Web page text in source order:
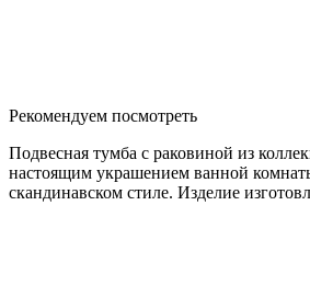
Рекомендуем посмотреть
Подвесная тумба с раковиной из
настоящим украшением ванной
скандинавском стиле. Изделие